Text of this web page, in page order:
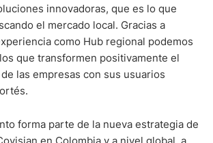
innovadoras, que es lo que
el mercado local. Gracias a
como Hub regional podemos
que transformen positivamente el
las empresas con sus usuarios
forma parte de la nueva estrategia de